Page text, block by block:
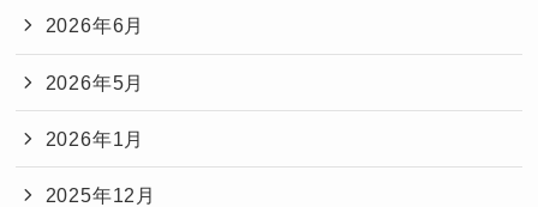
2026年6月
2026年5月
2026年1月
2025年12月